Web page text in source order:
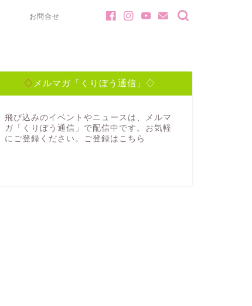
お問合せ
◇メルマガ「くりぼう通信」◇
飛び込みのイベントやニュースは、メルマ
ガ「くりぼう通信」で配信中です。お気軽
にご登録ください。ご登録は こちら